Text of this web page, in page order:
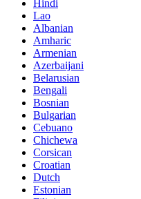
Hindi
Lao
Albanian
Amharic
Armenian
Azerbaijani
Belarusian
Bengali
Bosnian
Bulgarian
Cebuano
Chichewa
Corsican
Croatian
Dutch
Estonian